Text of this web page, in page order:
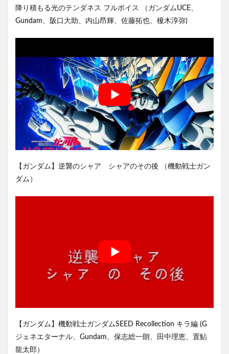
降り積もる光のテンダネス フルボイス （ガンダムUCE、
Gundam、阪口大助、内山昂輝、佐藤拓也、榎木淳弥)
【ガンダム】逆襲のシャア シャアのその後 （機動戦士ガン
ダム）
【ガンダム】機動戦士ガンダムSEED Recollection キラ編 (G
ジェネエターナル、Gundam、保志総一朗、田中理恵、置鮎
龍太郎）